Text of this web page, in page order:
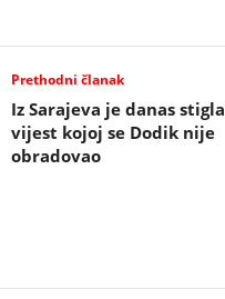
Prethodni članak
Iz Sarajeva je danas stigla
vijest kojoj se Dodik nije
obradovao